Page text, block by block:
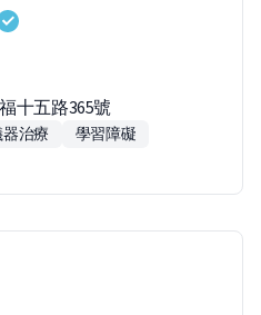
十五路365號
治療
學習障礙